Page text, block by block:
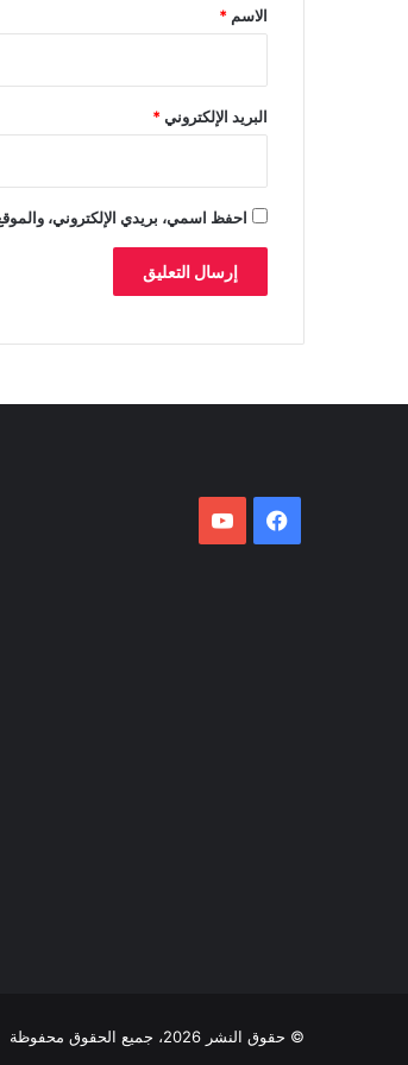
ع
م
ل
ا
ل
ت
ح
ا
إ
*
الاسم *
البريد الإلكتروني*
احفظ اسمي، بريدي الإلكتروني،
فيسبوك
© حقوق النشر 2026، جميع الحقوق محفوظة |